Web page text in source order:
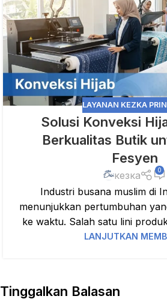
LAYANAN KEZKA
Solusi Konveksi
Berkualitas Butik
Fesyen
кезка 0
Industri busana muslim di
menunjukkan pertumbuhan
ke waktu. Salah satu lini
LANJUTKAN
Tinggalkan Balasan